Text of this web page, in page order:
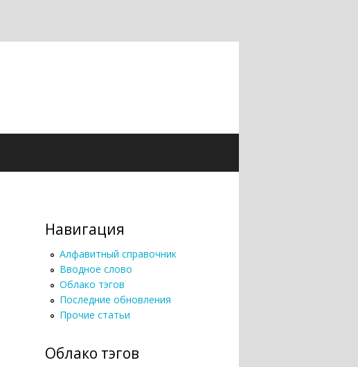
Навигация
Алфавитный справочник
Вводное слово
Облако тэгов
Последние обновления
Прочие статьи
Облако тэгов